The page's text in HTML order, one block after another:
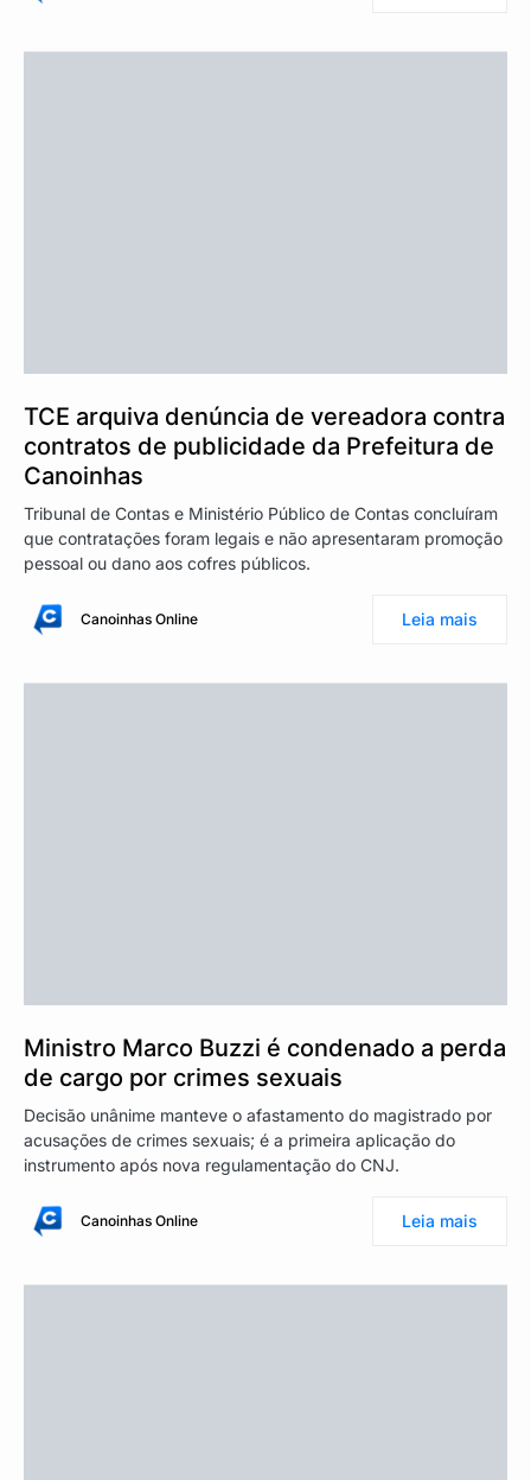
TCE arquiva denúncia de vereadora contra
contratos de publicidade da Prefeitura de
Canoinhas
Tribunal de Contas e Ministério Público de Contas concluíram
que contratações foram legais e não apresentaram promoção
pessoal ou dano aos cofres públicos.
Canoinhas Online Leia mais
Ministro Marco Buzzi é condenado a perda
de cargo por crimes sexuais
Decisão unânime manteve o afastamento do magistrado por
acusações de crimes sexuais; é a primeira aplicação do
instrumento após nova regulamentação do CNJ.
Canoinhas Online Leia mais